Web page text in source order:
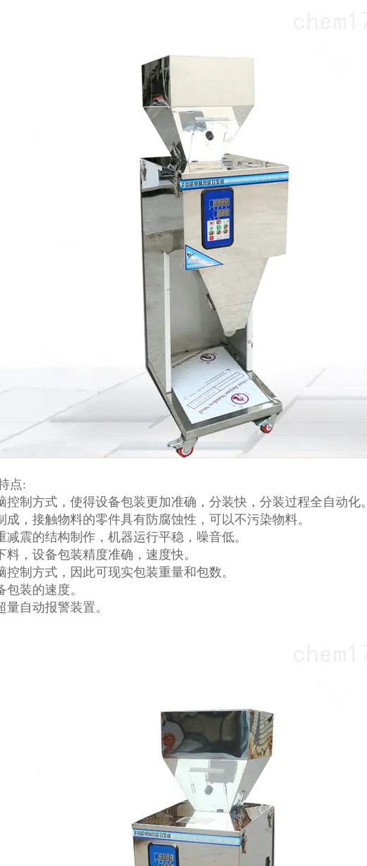
点:
控制方式，使得设备包装更加准确，分装快，分装过程全自动化。
成，接触物料的零件具有防腐蚀性，可以不污染物料。
减震的结构制作，机器运行平稳，噪音低。
料，设备包装精度准确，速度快。
控制方式，因此可现实包装重量和包数。
装的速度。
自动报警装置。